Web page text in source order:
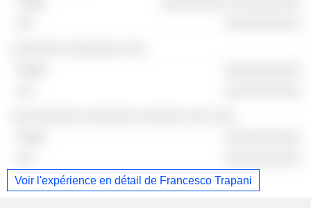
Voir l'expérience en détail de Francesco Trapani